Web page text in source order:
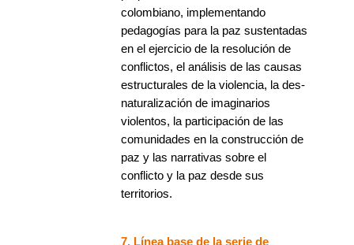
colombiano, implementando
pedagogías para la paz sustentadas
en el ejercicio de la resolución de
conflictos, el análisis de las causas
estructurales de la violencia, la des-
naturalización de imaginarios
violentos, la participación de las
comunidades en la construcción de
paz y las narrativas sobre el
conflicto y la paz desde sus
territorios.
7. Línea base de la serie de